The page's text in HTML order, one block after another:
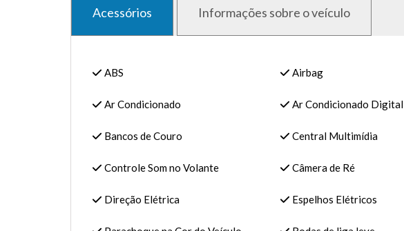
Acessórios Informações sobre o veículo
ABS Airbag
Ar Condicionado Ar Condicionado Digital
Bancos de Couro Central Multimídia
Controle Som no Volante Câmera de Ré
Direção Elétrica Espelhos Elétricos